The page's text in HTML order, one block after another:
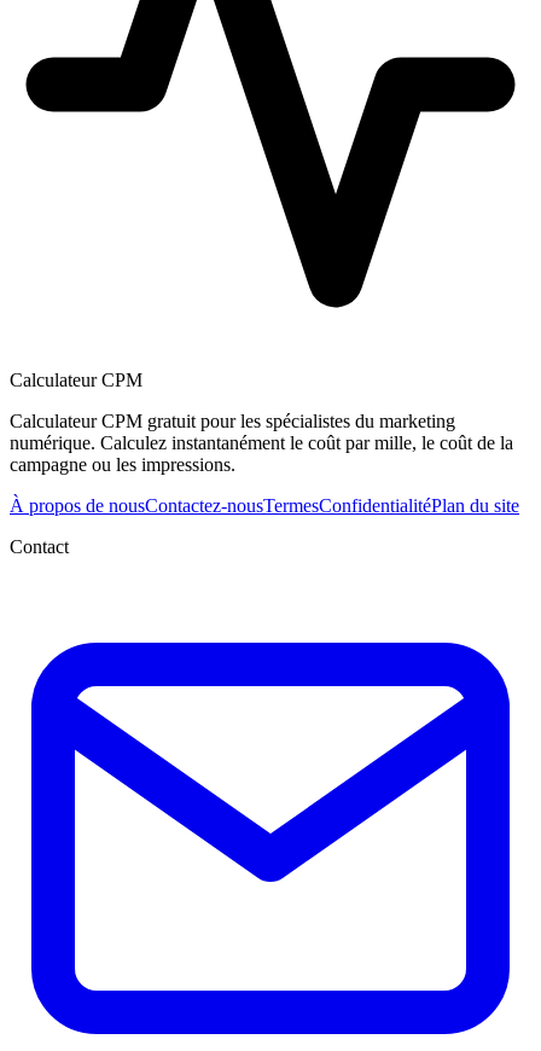
Calculateur CPM
Calculateur CPM gratuit pour les spécialistes du marketing
numérique. Calculez instantanément le coût par mille, le coût de la
campagne ou les impressions.
À propos de nousContactez-nousTermesConfidentialitéPlan du site
Contact